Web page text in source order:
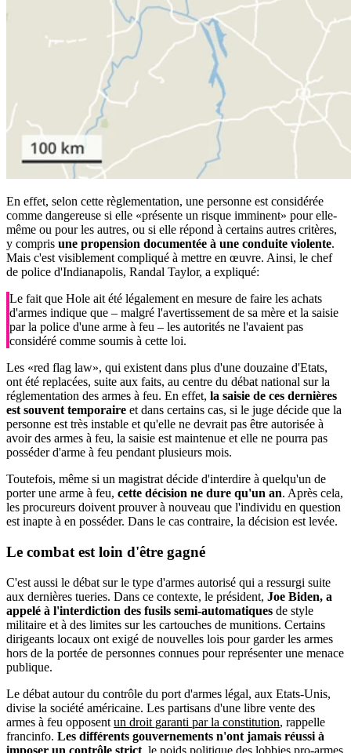
En effet, selon cette règlementation, une personne est considérée
comme dangereuse si elle «présente un risque imminent» pour elle-
même ou pour les autres, ou si elle répond à certains autres critères,
y compris une propension documentée à une conduite violente.
Mais c'est visiblement compliqué à mettre en œuvre. Ainsi, le chef
de police d'Indianapolis, Randal Taylor, a expliqué:
Le fait que Hole ait été légalement en mesure de faire les achats
d'armes indique que – malgré l'avertissement de sa mère et la saisie
par la police d'une arme à feu – les autorités ne l'avaient pas
considéré comme soumis à cette loi.
Les «red flag law», qui existent dans plus d'une douzaine d'Etats,
ont été replacées, suite aux faits, au centre du débat national sur la
réglementation des armes à feu. En effet, la saisie de ces dernières
est souvent temporaire et dans certains cas, si le juge décide que la
personne est très instable et qu'elle ne devrait pas être autorisée à
avoir des armes à feu, la saisie est maintenue et elle ne pourra pas
posséder d'arme à feu pendant plusieurs mois.
Toutefois, même si un magistrat décide d'interdire à quelqu'un de
porter une arme à feu, cette décision ne dure qu'un an. Après cela,
les procureurs doivent prouver à nouveau que l'individu en question
est inapte à en posséder. Dans le cas contraire, la décision est levée.
Le combat est loin d'être gagné
C'est aussi le débat sur le type d'armes autorisé qui a ressurgi suite
aux dernières tueries. Dans ce contexte, le président, Joe Biden, a
appelé à l'interdiction des fusils semi-automatiques de style
militaire et à des limites sur les cartouches de munitions. Certains
dirigeants locaux ont exigé de nouvelles lois pour garder les armes
hors de la portée de personnes connues pour représenter une menace
publique.
Le débat autour du contrôle du port d'armes légal, aux Etats-Unis,
divise la société américaine. Les partisans d'une libre vente des
armes à feu opposent un droit garanti par la constitution, rappelle
francinfo. Les différents gouvernements n'ont jamais réussi à
imposer un contrôle strict , le poids politique des lobbies pro-armes